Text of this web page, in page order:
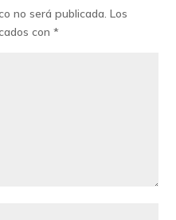
no será publicada. Los
con*